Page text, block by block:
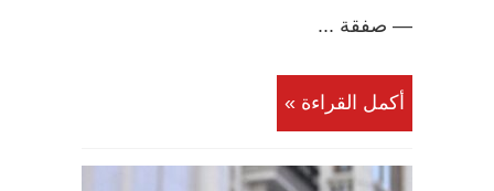
— صفقة ...
أكمل القراءة »